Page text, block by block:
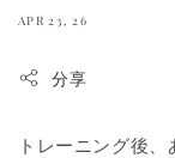
APR 23, 26
分享
トレーニング後